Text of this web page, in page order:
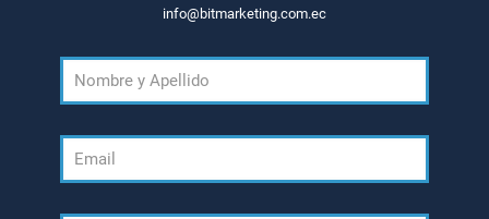
info@bitmarketing.com.ec